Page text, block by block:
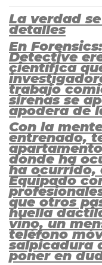
La verdad
detalles
En
Detective
científica
trabajo
sirenas se
apodera de
Con la
entrenado,
donde ha
ha ocurrido,
Equipado
que otros
huella
vino, un
teléfono
salpicadura
poner en